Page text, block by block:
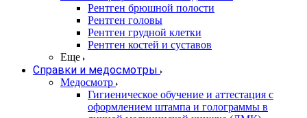
Рентген брюшной полости
Рентген головы
Рентген грудной клетки
Рентген костей и суставов
Еще
Справки и медосмотры
Медосмотр
Гигиеническое обучение и аттестация с
оформлением штампа и голограммы в